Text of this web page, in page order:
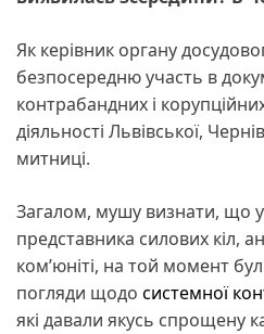
Як керівник органу
безпосередню участь в
контрабандних і
діяльності Львівської,
митниці.
Загалом, мушу визнати, що
представника силових кіл,
ком’юніті, на той момент
погляди щодо системної
які давали якусь спрощену